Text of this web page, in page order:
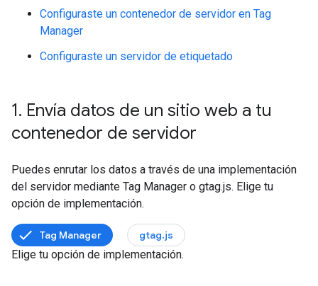
Configuraste un contenedor de servidor en Tag
Manager
Configuraste un servidor de etiquetado
1. Envía datos de un sitio web a tu
contenedor de servidor
Puedes enrutar los datos a través de una implementación
del servidor mediante Tag Manager o gtag.js. Elige tu
opción de implementación.
Tag Manager gtag.js
Elige tu opción de implementación.